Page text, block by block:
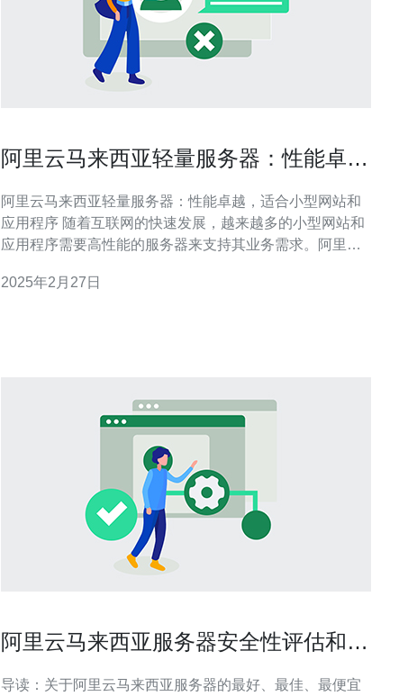
阿里云马来西亚轻量服务器：性能卓
阿里云马来西亚轻量服务器：性能卓越，适合小型网站和
应用程序 随着互联网的快速发展，越来越多的小型网站和
应用程序需要高性能的服务器来支持其业务需求。阿里云
里云马来西亚轻量服务器采用最新的云计算技术，拥有卓
2025年2月27日
阿里云马来西亚服务器安全性评估和合
导读：关于阿里云马来西亚服务器的最好、最佳、最便宜